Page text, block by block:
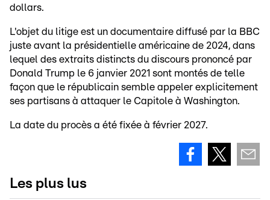
dollars.
L'objet du litige est un documentaire diffusé par la BBC
juste avant la présidentielle américaine de 2024, dans
lequel des extraits distincts du discours prononcé par
Donald Trump le 6 janvier 2021 sont montés de telle
façon que le républicain semble appeler explicitement
ses partisans à attaquer le Capitole à Washington.
La date du procès a été fixée à février 2027.
Les plus lus